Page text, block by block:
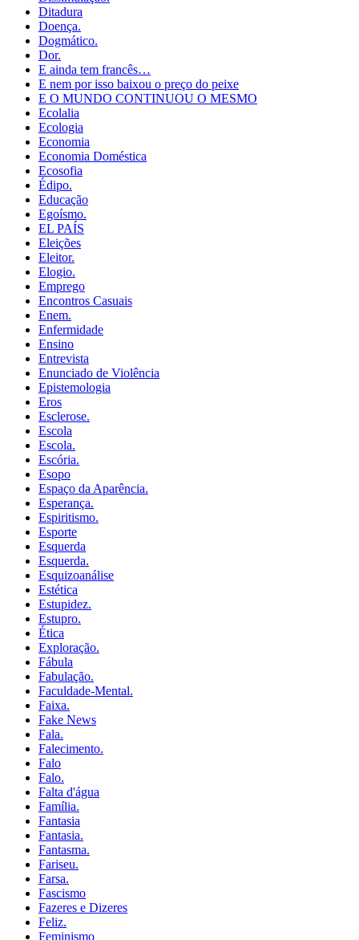
Ditadura
Doença.
Dogmático.
Dor.
E ainda tem francês…
E nem por isso baixou o preço do peixe
E O MUNDO CONTINUOU O MESMO
Ecolalia
Ecologia
Economia
Economia Doméstica
Ecosofia
Édipo.
Educação
Egoísmo.
EL PAÍS
Eleições
Eleitor.
Elogio.
Emprego
Encontros Casuais
Enem.
Enfermidade
Ensino
Entrevista
Enunciado de Violência
Epistemologia
Eros
Esclerose.
Escola
Escola.
Escória.
Esopo
Espaço da Aparência.
Esperança.
Espiritismo.
Esporte
Esquerda
Esquerda.
Esquizoanálise
Estética
Estupidez.
Estupro.
Ética
Exploração.
Fábula
Fabulação.
Faculdade-Mental.
Faixa.
Fake News
Fala.
Falecimento.
Falo
Falo.
Falta d'água
Família.
Fantasia
Fantasia.
Fantasma.
Fariseu.
Farsa.
Fascismo
Fazeres e Dizeres
Feliz.
Feminismo